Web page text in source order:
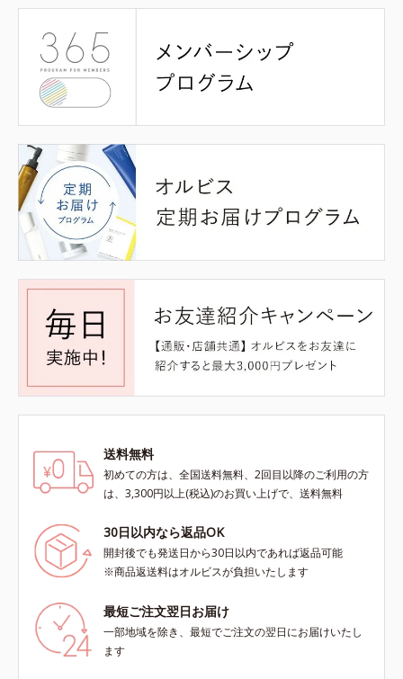
送料無料
初めての方は、全国送料無料、2回目以降のご利用の方
は、3,300円以上(税込)のお買い上げで、送料無料
30日以内なら返品OK
開封後でも発送日から30日以内であれば返品可能
※商品返送料はオルビスが負担いたします
最短ご注文翌日お届け
一部地域を除き、最短でご注文の翌日にお届けいたし
ます